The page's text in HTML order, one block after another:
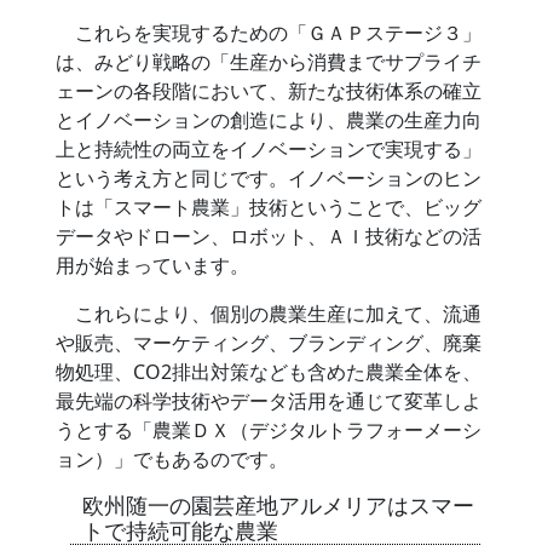
これらを実現するための「ＧＡＰステージ３」
は、みどり戦略の「生産から消費までサプライチ
ェーンの各段階において、新たな技術体系の確立
とイノベーションの創造により、農業の生産力向
上と持続性の両立をイノベーションで実現する」
という考え方と同じです。イノベーションのヒン
トは「スマート農業」技術ということで、ビッグ
データやドローン、ロボット、ＡＩ技術などの活
用が始まっています。
これらにより、個別の農業生産に加えて、流通
や販売、マーケティング、ブランディング、廃棄
物処理、CO2排出対策なども含めた農業全体を、
最先端の科学技術やデータ活用を通じて変革しよ
うとする「農業ＤＸ（デジタルトラフォーメーシ
ョン）」でもあるのです。
欧州随一の園芸産地アルメリアはスマー
トで持続可能な農業